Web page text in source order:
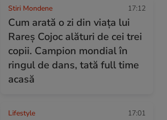
Stiri Mondene 17:12
Cum arată o zi din viața lui
Rareș Cojoc alături de cei trei
copii. Campion mondial în
ringul de dans, tată full time
acasă
Lifestyle 17:01